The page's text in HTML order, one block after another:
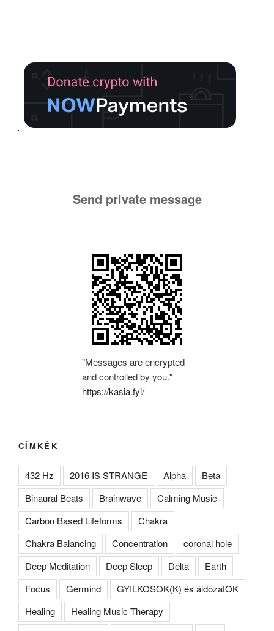
Send private message
"Messages are encrypted
and controlled by you."
https://kasia.fyi/
CÍMKÉK
432 Hz 2016 IS STRANGE Alpha
Beta
Binaural Beats
Brainwave
Calming Music
Carbon Based Lifeforms
Chakra
Chakra Balancing
Concentration
coronal hole
Deep Meditation
Deep Sleep Delta
Earth
Focus
Germind
GYILKOSOK(K) és áldozatOK
Healing
Healing Music Therapy